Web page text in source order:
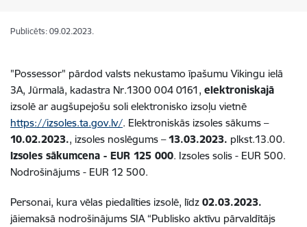
Publicēts: 09.02.2023.
"Possessor" pārdod valsts nekustamo īpašumu Vikingu ielā
3A, Jūrmalā, kadastra Nr.1300 004 0161, elektroniskajā
izsolē ar augšupejošu soli elektronisko izsoļu vietnē
https://izsoles.ta.gov.lv/. Elektroniskās izsoles sākums –
10.02.2023., izsoles noslēgums –13.03.2023. plkst.13.00.
Izsoles sākumcena - EUR 125 000. Izsoles solis - EUR 500.
Nodrošinājums - EUR 12 500.
Personai, kura vēlas piedalīties izsolē, līdz 02.03.2023.
jāiemaksā nodrošinājums SIA “Publisko aktīvu pārvaldītājs